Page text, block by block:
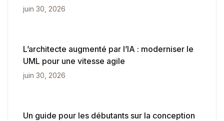
l’IA
juin 30, 2026
L’architecte augmenté par l’IA : moderniser le
UML pour une vitesse agile
juin 30, 2026
Un guide pour les débutants sur la conception